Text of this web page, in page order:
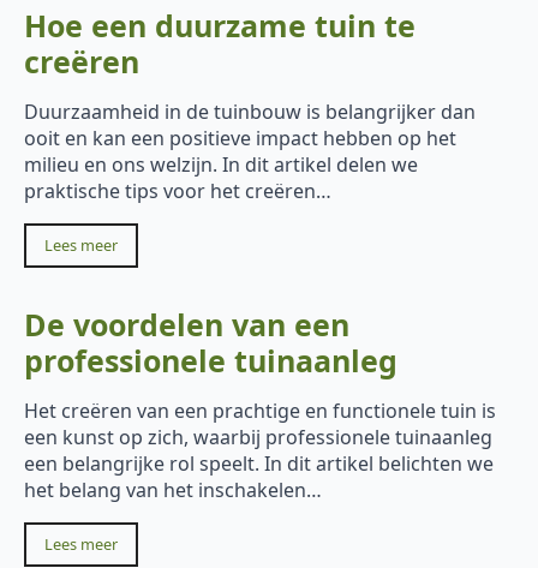
Hoe een duurzame tuin te
creëren
Duurzaamheid in de tuinbouw is belangrijker dan
ooit en kan een positieve impact hebben op het
milieu en ons welzijn. In dit artikel delen we
praktische tips voor het creëren…
Lees meer
De voordelen van een
professionele tuinaanleg
Het creëren van een prachtige en functionele tuin is
een kunst op zich, waarbij professionele tuinaanleg
een belangrijke rol speelt. In dit artikel belichten we
het belang van het inschakelen…
Lees meer